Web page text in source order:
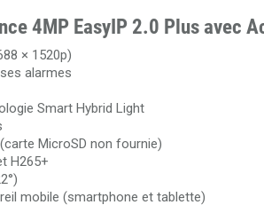
4MP EasyIP 2.0 Plus avec
× 1520p)
alarmes
Smart Hybrid Light
MicroSD non fournie)
H265+
mobile (smartphone et tablette)